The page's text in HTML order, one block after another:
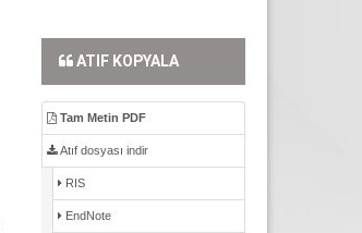
ATIF KOPYALA
Tam Metin PDF
Atıf dosyası indir
RIS
EndNote